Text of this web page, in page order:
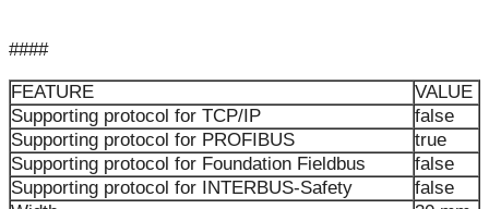
####
FEATURE
VALUE
Supporting protocol for TCP/IP
false
Supporting protocol for PROFIBUS
true
Supporting protocol for Foundation Fieldbus
false
Supporting protocol for INTERBUS-Safety
false